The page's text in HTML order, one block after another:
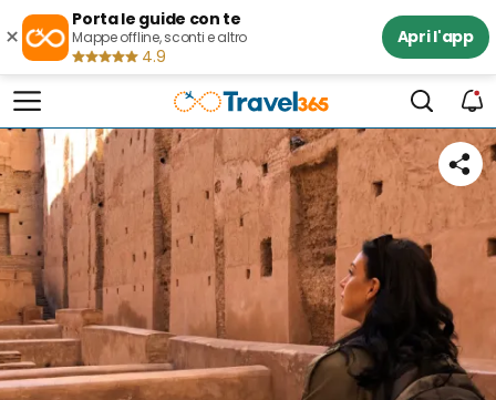
×
Porta le guide con te
Mappe offline, sconti e altro
4.9
Apri l'app